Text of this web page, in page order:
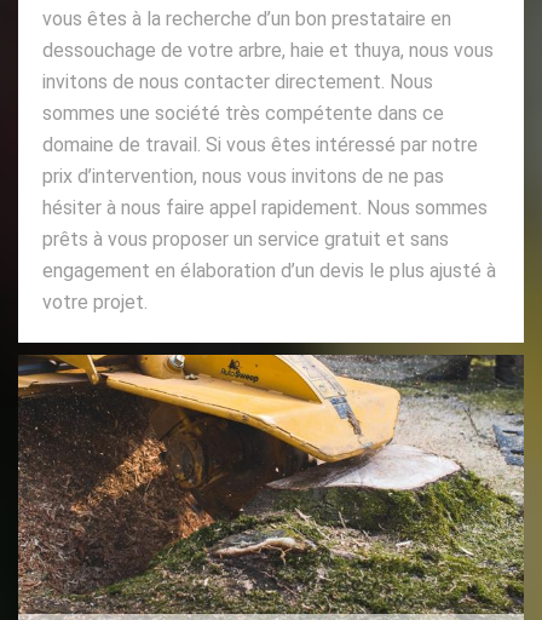
vous êtes à la recherche d’un bon prestataire en
dessouchage de votre arbre, haie et thuya, nous vous
invitons de nous contacter directement. Nous
sommes une société très compétente dans ce
domaine de travail. Si vous êtes intéressé par notre
prix d’intervention, nous vous invitons de ne pas
hésiter à nous faire appel rapidement. Nous sommes
prêts à vous proposer un service gratuit et sans
engagement en élaboration d’un devis le plus ajusté à
votre projet.